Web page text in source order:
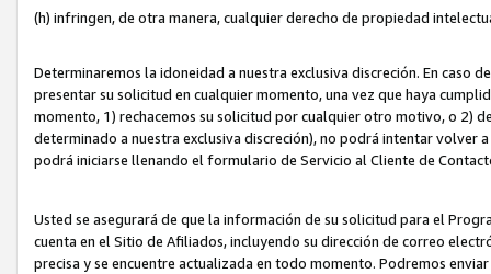
(h) infringen, de otra manera, cualquier derecho de propiedad
Determinaremos la idoneidad a nuestra exclusiva discreción. En caso
presentar su solicitud en cualquier momento, una vez que haya
momento, 1) rechacemos su solicitud por cualquier otro motivo, o 2)
determinado a nuestra exclusiva discreción), no podrá intentar volver
podrá iniciarse llenando el formulario de Servicio al Cliente de
Usted se asegurará de que la información de su solicitud para el
cuenta en el Sitio de Afiliados, incluyendo su dirección de correo
precisa y se encuentre actualizada en todo momento. Podremos